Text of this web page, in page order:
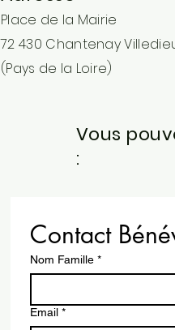
Place de la Mairie
72 430 Chantenay
(Pays de la Loire)
Vous
:
Contact
Nom Famille *
Email *